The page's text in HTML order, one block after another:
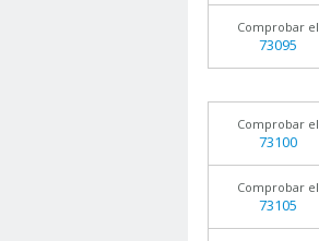
Comprobar el
73095
Comprobar el
73100
Comprobar el
73105